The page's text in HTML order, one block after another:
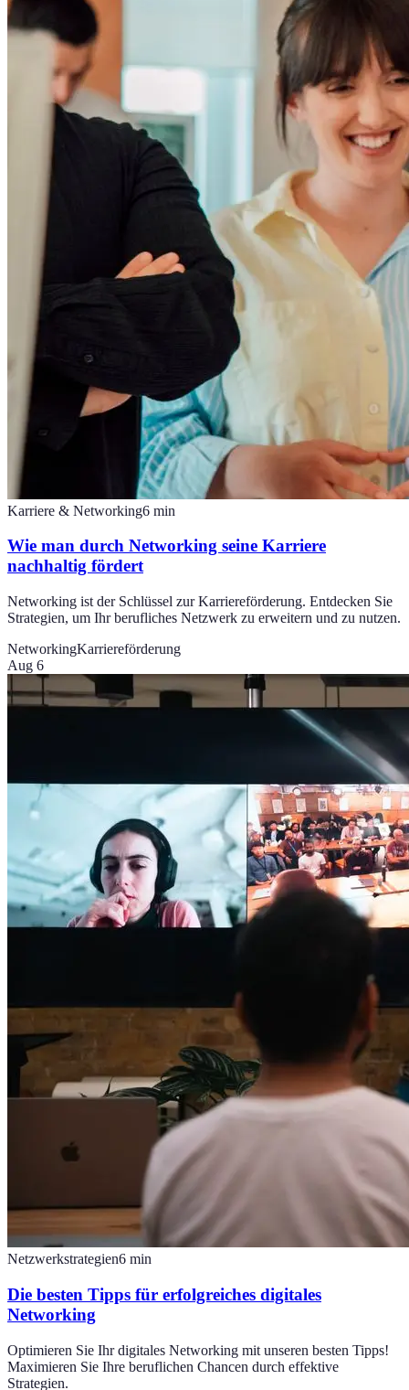
Karriere & Networking6 min
Wie man durch Networking seine Karriere
nachhaltig fördert
Networking ist der Schlüssel zur Karriereförderung. Entdecken Sie
Strategien, um Ihr berufliches Netzwerk zu erweitern und zu nutzen.
NetworkingKarriereförderung
Aug 6
Netzwerkstrategien6 min
Die besten Tipps für erfolgreiches digitales
Networking
Optimieren Sie Ihr digitales Networking mit unseren besten Tipps!
Maximieren Sie Ihre beruflichen Chancen durch effektive
Strategien.